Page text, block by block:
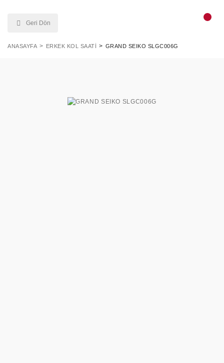
Geri Dön
ANASAYFA ERKEK KOL SAATI GRAND SEIKO SLGC006G